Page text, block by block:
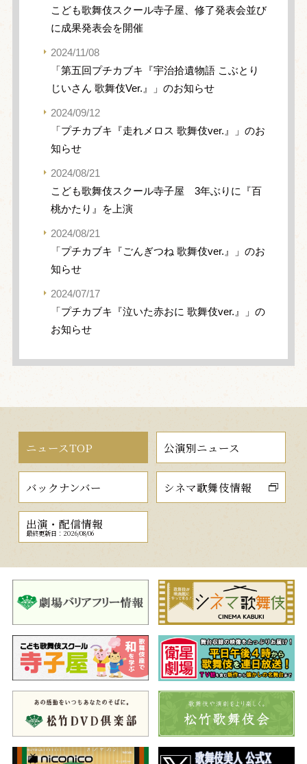
こども歌舞伎スクール寺子屋、修了発表会並び
に成果発表会を開催
2024/11/08
「第五回プチカブキ『宇治拾遺物語 こぶとり
じいさん 歌舞伎Ver.』」のお知らせ
2024/09/12
「プチカブキ『走れメロス 歌舞伎ver.』」のお
知らせ
2024/08/21
こども歌舞伎スクール寺子屋 3年ぶりに『百
桃かたり』を上演
2024/08/21
「プチカブキ『ごんぎつね 歌舞伎ver.』」のお
知らせ
2024/07/17
「プチカブキ『泣いた赤おに 歌舞伎ver.』」の
お知らせ
ニュースTOP 公演別ニュース
バックナンバー シネマ歌舞伎情報
出演・配信情報
最終更新日：2026/08/06